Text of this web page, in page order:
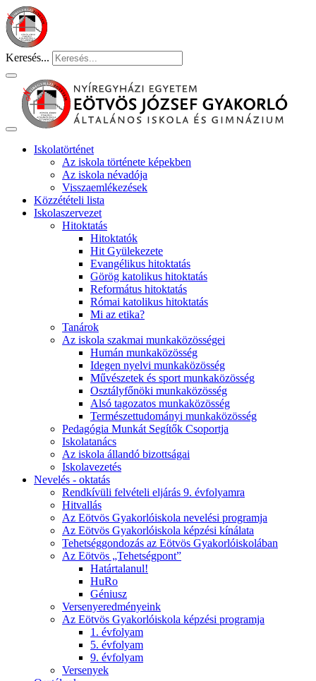
Keresés...
Iskolatörténet
Az iskola története képekben
Az iskola névadója
Visszaemlékezések
Közzétételi lista
Iskolaszervezet
Hitoktatás
Hitoktatók
Hit Gyülekezete
Evangélikus hitoktatás
Görög katolikus hitoktatás
Református hitoktatás
Római katolikus hitoktatás
Mi az etika?
Tanárok
Az iskola szakmai munkaközösségei
Humán munkaközösség
Idegen nyelvi munkaközösség
Művészetek és sport munkaközösség
Osztályfőnöki munkaközösség
Alsó tagozatos munkaközösség
Természettudományi munkaközösség
Pedagógia Munkát Segítők Csoportja
Iskolatanács
Az iskola állandó bizottságai
Iskolavezetés
Nevelés - oktatás
Rendkívüli felvételi eljárás 9. évfolyamra
Hitvallás
Az Eötvös Gyakorlóiskola nevelési programja
Az Eötvös Gyakorlóiskola képzési kínálata
Tehetséggondozás az Eötvös Gyakorlóiskolában
Az Eötvös „Tehetségpont”
Határtalanul!
HuRo
Géniusz
Versenyeredményeink
Az Eötvös Gyakorlóiskola képzési programja
1. évfolyam
5. évfolyam
9. évfolyam
Versenyek